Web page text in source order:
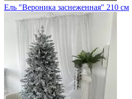
Ель "Вероника заснеженная" 210 см